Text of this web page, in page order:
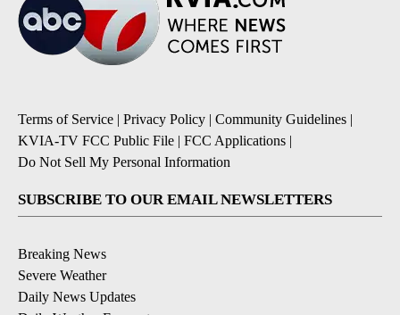
Terms of Service | Privacy Policy | Community Guidelines |
KVIA-TV FCC Public File | FCC Applications |
Do Not Sell My Personal Information
SUBSCRIBE TO OUR EMAIL NEWSLETTERS
Breaking News
Severe Weather
Daily News Updates